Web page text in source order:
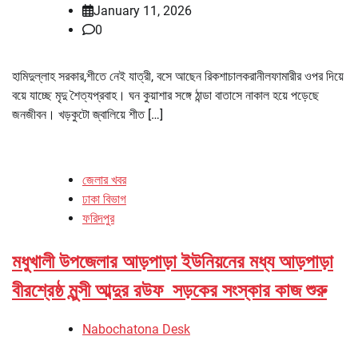
January 11, 2026
0
হামিদুল্লাহ সরকার,শীতে নেই যাত্রী, বসে আছেন রিকশাচালকরানীলফামারীর ওপর দিয়ে
বয়ে যাচ্ছে মৃদু শৈত্যপ্রবাহ। ঘন কুয়াশার সঙ্গে ঠান্ডা বাতাসে নাকাল হয়ে পড়েছে
জনজীবন। খড়কুটো জ্বালিয়ে শীত […]
জেলার খবর
ঢাকা বিভাগ
ফরিদপুর
মধুখালী উপজেলার আড়পাড়া ইউনিয়নের মধ্য আড়পাড়া
বীরশ্রেষ্ঠ মুন্সী আব্দুর রউফ সড়কের সংস্কার কাজ শুরু
Nabochatona Desk